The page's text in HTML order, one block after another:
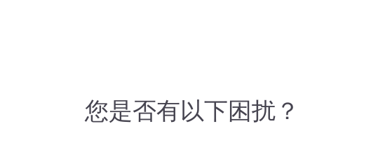
您是否有以下困扰？